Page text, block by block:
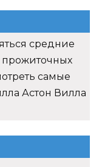
средние
самые
Астон Вилла